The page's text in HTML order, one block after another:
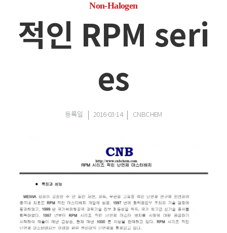
Non-Halogen
적인 RPM seri
es
등록일 2016-03-14 CNBCHEM